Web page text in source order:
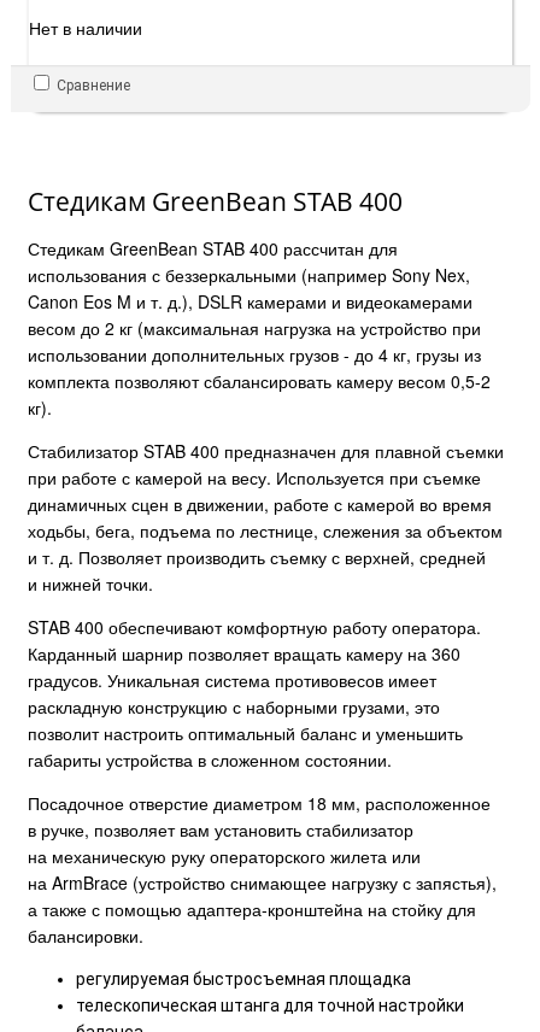
Нет в наличии
Сравнение
Стедикам GreenBean STAB 400
Стедикам GreenBean STAB 400 рассчитан для
использования с беззеркальными (например Sony Nex,
Canon Eos M и т. д.), DSLR камерами и видеокамерами
весом до 2 кг (максимальная нагрузка на устройство при
использовании дополнительных грузов - до 4 кг, грузы из
комплекта позволяют сбалансировать камеру весом 0,5-2
кг).
Стабилизатор STAB 400 предназначен для плавной съемки
при работе с камерой на весу. Используется при съемке
динамичных сцен в движении, работе с камерой во время
ходьбы, бега, подъема по лестнице, слежения за объектом
и т. д. Позволяет производить съемку с верхней, средней
и нижней точки.
STAB 400 обеспечивают комфортную работу оператора.
Карданный шарнир позволяет вращать камеру на 360
градусов. Уникальная система противовесов имеет
раскладную конструкцию с наборными грузами, это
позволит настроить оптимальный баланс и уменьшить
габариты устройства в сложенном состоянии.
Посадочное отверстие диаметром 18 мм, расположенное
в ручке, позволяет вам установить стабилизатор
на механическую руку операторского жилета или
на ArmBrace (устройство снимающее нагрузку с запястья),
а также с помощью адаптера-кронштейна на стойку для
балансировки.
регулируемая быстросъемная площадка
телескопическая штанга для точной настройки